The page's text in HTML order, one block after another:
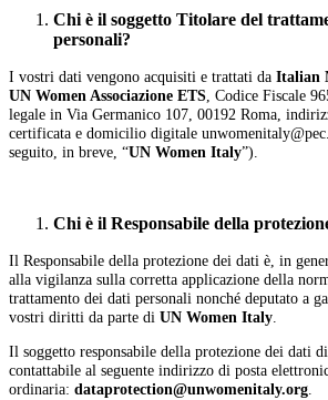
Chi è il soggetto Titolare del
personali?
I vostri dati vengono acquisiti e trattati da Italian
UN Women Associazione ETS , Codice Fiscale
legale in Via Germanico 107, 00192 Roma,
certificata e domicilio digitale
seguito, in breve, “UN Women Italy”).
Chi è il Responsabile della
Il Responsabile della protezione dei dati è, in
alla vigilanza sulla corretta applicazione della
trattamento dei dati personali nonché deputato a
vostri diritti da parte di UN Women Italy
Il soggetto responsabile della protezione dei dati di
contattabile al seguente indirizzo di posta
ordinaria: dataprotection@unwomenitaly.org.